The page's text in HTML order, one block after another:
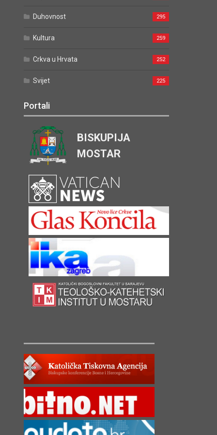
Duhovnost 295
Kultura 259
Crkva u Hrvata 252
Svijet 225
Portali
BISKUPIJA
MOSTAR